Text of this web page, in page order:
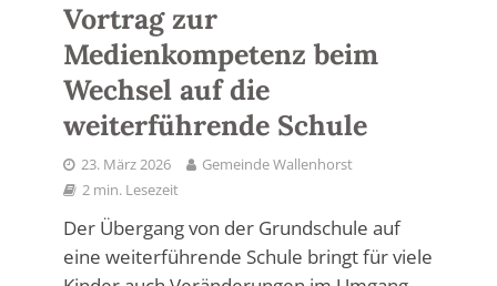
Vortrag zur
Medienkompetenz beim
Wechsel auf die
weiterführende Schule
23. März 2026
Gemeinde Wallenhorst
2 min. Lesezeit
Der Übergang von der Grundschule auf
eine weiterführende Schule bringt für viele